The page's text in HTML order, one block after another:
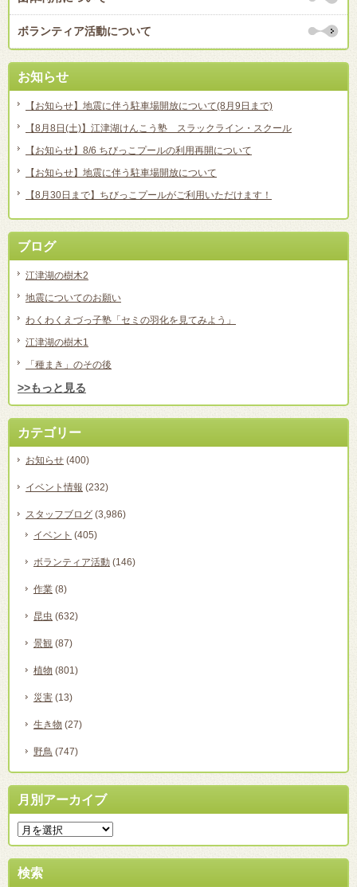
ボランティア活動について
お知らせ
【お知らせ】地震に伴う駐車場開放について(8月9日まで)
【8月8日(土)】江津湖けんこう塾 スラックライン・スクール
【お知らせ】8/6 ちびっこプールの利用再開について
【お知らせ】地震に伴う駐車場開放について
【8月30日まで】ちびっこプールがご利用いただけます！
ブログ
江津湖の樹木2
地震についてのお願い
わくわくえづっ子塾「セミの羽化を見てみよう」
江津湖の樹木1
「種まき」のその後
>>もっと見る
カテゴリー
お知らせ (400)
イベント情報 (232)
スタッフブログ (3,986)
イベント (405)
ボランティア活動 (146)
作業 (8)
昆虫 (632)
景観 (87)
植物 (801)
災害 (13)
生き物 (27)
野鳥 (747)
月別アーカイブ
検索